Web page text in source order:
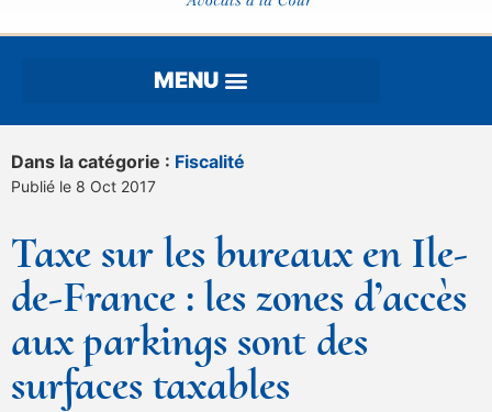
Dans la catégorie : Fiscalité
Publié le 8 Oct 2017
Taxe sur les bureaux en Ile-
de-France : les zones d’accès
aux parkings sont des
surfaces taxables